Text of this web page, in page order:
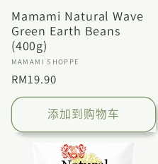
Mamami Natural Wave
Green Earth Beans
(400g)
厂
商：
MAMAMI SHOPPE
常
规
价
格
RM19.90
添加到购物车